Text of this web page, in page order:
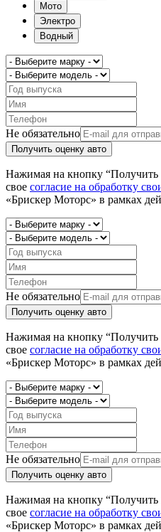
Мото
Электро
Водный
Не обязательно
Получить оценку авто
Нажимая на кнопку “Получить
свое согласие на обработку
«Брискер Моторс» в рамках
Не обязательно
Получить оценку авто
Нажимая на кнопку “Получить
свое согласие на обработку
«Брискер Моторс» в рамках
Не обязательно
Получить оценку авто
Нажимая на кнопку “Получить
свое согласие на обработку
«Брискер Моторс» в рамках